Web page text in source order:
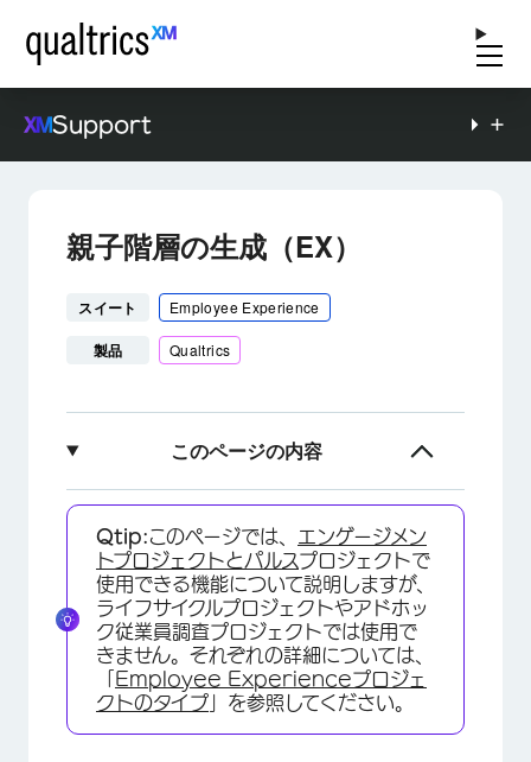
Support
親子階層の生成（EX）
スイート Employee Experience
製品 Qualtrics
このページの内容
親子階層について
親子階層の生成
高度なオプション
スケルトン階層の生成
FAQs
Qtip:このページでは、
エンゲージメン
トプロジェクトと パルスプロジェクトで
使用できる機能について説明しますが、
ライフサイクルプロジェクトやアドホッ
ク従業員調査プロジェクトでは使用で
きません。それぞれの詳細については、
Employee Experienceプロジェ
クトのタイプ 」を参照してください。